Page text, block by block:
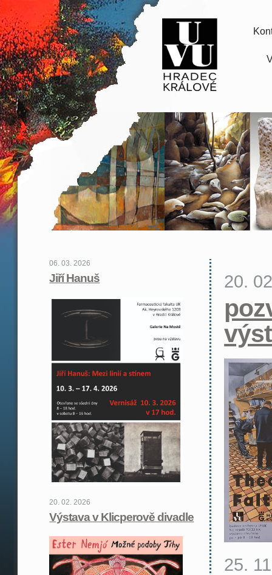
06. 03. 2026
Jiří Hanuš
20. 02. 2026
Výstava v Klicperově divadle
20.
25.